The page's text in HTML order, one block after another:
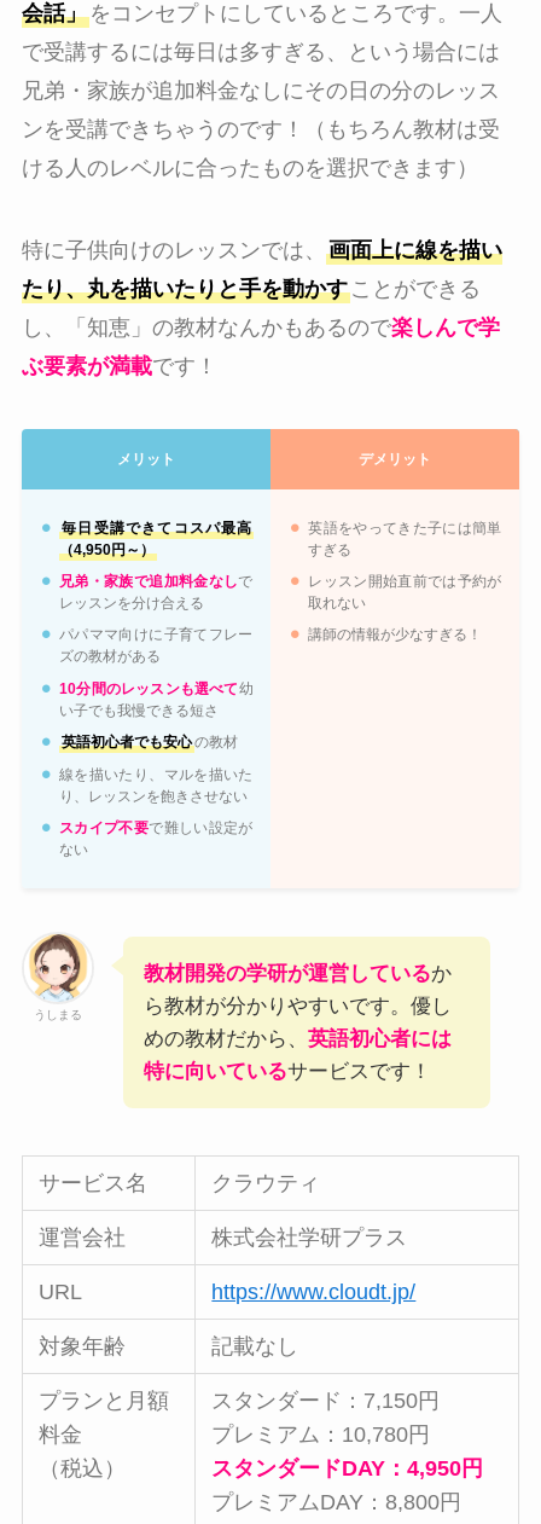
会話」をコンセプトにしているところです。一人
で受講するには毎日は多すぎる、という場合には
兄弟・家族が追加料金なしにその日の分のレッス
ンを受講できちゃうのです！（もちろん教材は受
ける人のレベルに合ったものを選択できます）
特に子供向けのレッスンでは、 画面上に線を描い
たり、丸を描いたりと手を動かすことができる
し、「知恵」の教材なんかもあるので楽しんで学
ぶ要素が満載です！
メリット デメリット
毎日受講できてコスパ最高
（4,950円～）
兄弟・家族で追加料金なしで
レッスンを分け合える
パパママ向けに子育てフレー
ズの教材がある
10分間のレッスンも選べて幼
い子でも我慢できる短さ
英語初心者でも安心の教材
線を描いたり、マルを描いた
り、レッスンを飽きさせない
スカイプ不要で難しい設定が
ない
英語をやってきた子には簡単
すぎる
レッスン開始直前では予約が
取れない
講師の情報が少なすぎる！
うしまる
教材開発の学研が運営しているか
ら教材が分かりやすいです。優し
めの教材だから、 英語初心者には
特に向いているサービスです！
サービス名 クラウティ
運営会社 株式会社学研プラス
URL https://www.cloudt.jp/
対象年齢 記載なし
プランと月額
料金
（税込）
スタンダード：7,150円
プレミアム：10,780円
スタンダードDAY：4,950円
プレミアムDAY：8,800円